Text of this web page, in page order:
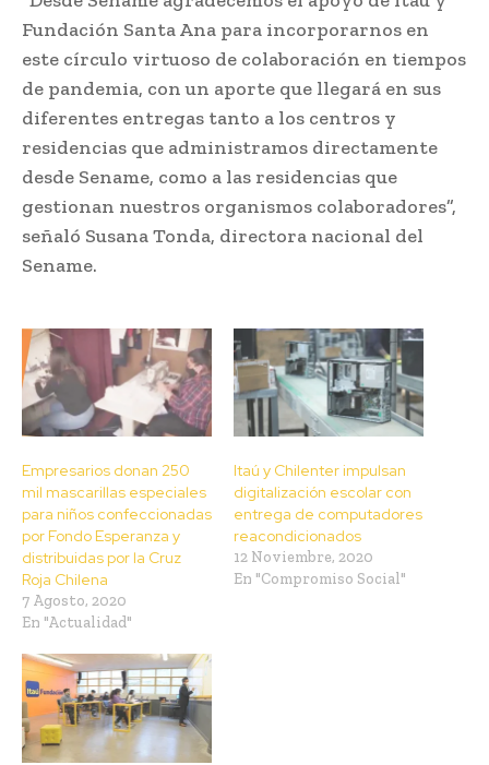
Fundación Santa Ana para incorporarnos en
este círculo virtuoso de colaboración en tiempos
de pandemia, con un aporte que llegará en sus
diferentes entregas tanto a los centros y
residencias que administramos directamente
desde Sename, como a las residencias que
gestionan nuestros organismos colaboradores”,
señaló Susana Tonda, directora nacional del
Sename.
Empresarios donan 250
mil mascarillas especiales
para niños confeccionadas
por Fondo Esperanza y
distribuidas por la Cruz
Roja Chilena
7 Agosto, 2020
En "Actualidad"
Itaú y Chilenter impulsan
digitalización escolar con
entrega de computadores
reacondicionados
12 Noviembre, 2020
En "Compromiso Social"